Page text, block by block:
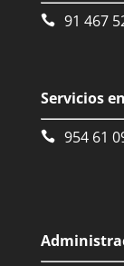
91 467
Servicios
954 61